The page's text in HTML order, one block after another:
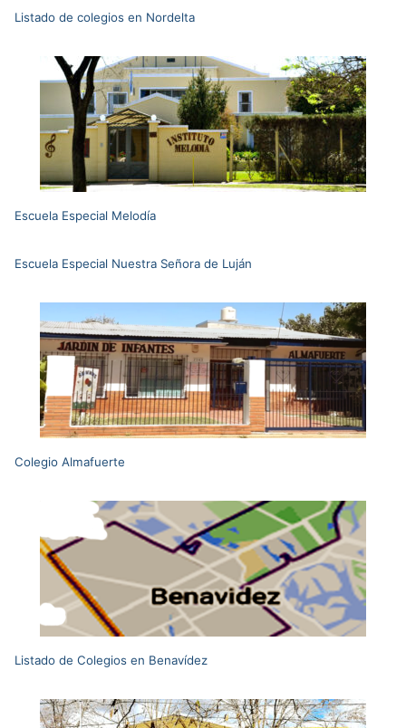
Listado de colegios en Nordelta
Escuela Especial Melodía
Escuela Especial Nuestra Señora de Luján
Colegio Almafuerte
Listado de Colegios en Benavídez